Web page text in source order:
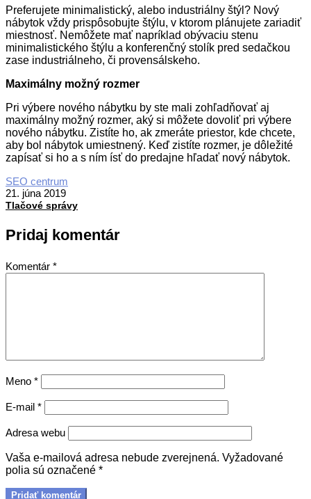
Preferujete minimalistický, alebo industriálny štýl? Nový
nábytok vždy prispôsobujte štýlu, v ktorom plánujete zariadiť
miestnosť. Nemôžete mať napríklad obývaciu stenu
minimalistického štýlu a konferenčný stolík pred sedačkou
zase industriálneho, či provensálskeho.
Maximálny možný rozmer
Pri výbere nového nábytku by ste mali zohľadňovať aj
maximálny možný rozmer, aký si môžete dovoliť pri výbere
nového nábytku. Zistíte ho, ak zmeráte priestor, kde chcete,
aby bol nábytok umiestnený. Keď zistíte rozmer, je dôležité
zapísať si ho a s ním ísť do predajne hľadať nový nábytok.
2019-
06-
21
SEO centrum
21. júna 2019
Tlačové správy
Pridaj komentár
Komentár *
Meno *
E-mail *
Adresa webu
Vaša e-mailová adresa nebude zverejnená. Vyžadované
polia sú označené *